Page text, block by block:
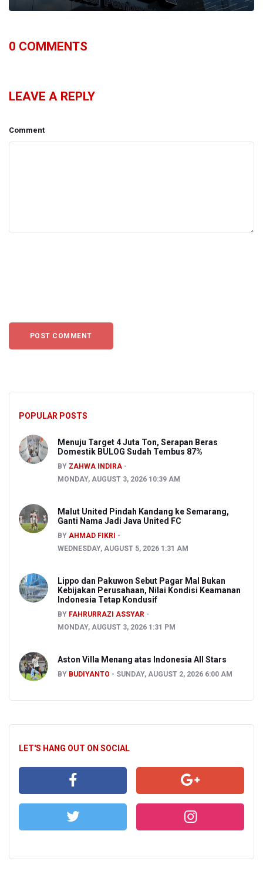
0 COMMENTS
LEAVE A REPLY
Comment
POPULAR POSTS
Menuju Target 4 Juta Ton, Serapan Beras
Domestik BULOG Sudah Tembus 87%
BY ZAHWA INDIRA
MONDAY, AUGUST 3, 2026 10:39 AM
Malut United Pindah Kandang ke Semarang,
Ganti Nama Jadi Java United FC
BY AHMAD FIKRI
WEDNESDAY, AUGUST 5, 2026 1:31 AM
Lippo dan Pakuwon Sebut Pagar Mal Bukan
Kebijakan Perusahaan, Nilai Kondisi Keamanan
Indonesia Tetap Kondusif
BY FAHRURRAZI ASSYAR
MONDAY, AUGUST 3, 2026 1:31 PM
Aston Villa Menang atas Indonesia All Stars
BY BUDIYANTO SUNDAY, AUGUST 2, 2026 6:00 AM
LET'S HANG OUT ON SOCIAL